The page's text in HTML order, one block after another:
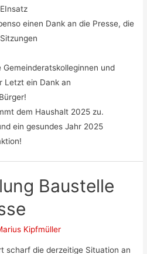
einen Dank an die Presse, die
und
Letzt ein Dank an
dem Haushalt 2025 zu.
ein gesundes Jahr 2025
Baustelle
Kipfmüller
scharf die derzeitige Situation an